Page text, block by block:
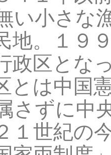
い小さな
地。１９
政区とな
は中国
さずに中
１世紀の